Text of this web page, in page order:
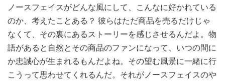
ノースフェイスがどんな風にして、こんなに好かれている
のか、考えたことある？ 彼らはただ商品を売るだけじゃ
なくて、その裏にあるストーリーを感じさせるんだよ。物
語があると自然とその商品のファンになって、いつの間に
か忠誠心が生まれるもんだよね。その望む風景に一緒に行
こうって思わせてくれるんだ。それがノースフェイスのや